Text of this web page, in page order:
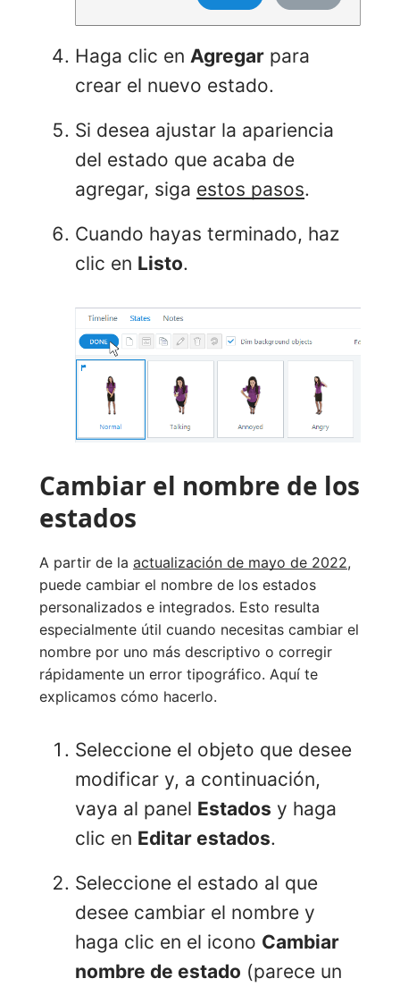
Haga clic en Agregar para
crear el nuevo estado.
Si desea ajustar la apariencia
del estado que acaba de
agregar, siga estos pasos.
Cuando hayas terminado, haz
clic en Listo.
Cambiar el nombre de los
estados
A partir de la actualización de mayo de 2022,
puede cambiar el nombre de los estados
personalizados e integrados. Esto resulta
especialmente útil cuando necesitas cambiar el
nombre por uno más descriptivo o corregir
rápidamente un error tipográfico. Aquí te
explicamos cómo hacerlo.
Seleccione el objeto que desee
modificar y, a continuación,
vaya al panel Estados y haga
clic en Editar estados.
Seleccione el estado al que
desee cambiar el nombre y
haga clic en el icono Cambiar
nombre de estado (parece un